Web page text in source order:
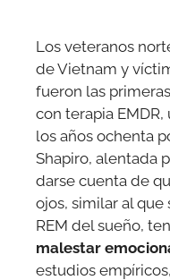
Los veteranos
de Vietnam y
fueron las
con terapia
los años ochenta
Shapiro, alentada
darse cuenta de
ojos, similar al
REM del sueño,
malestar
estudios